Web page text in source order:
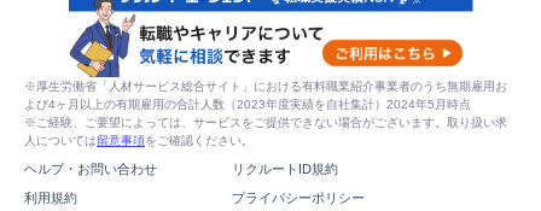
※厚生労働省「人材サービス総合サイト」における有料職業紹介事業者のうち無期雇用お
よび4ヶ月以上の有期雇用の合計人数（2023年度実績を自社集計）2024年5月時点
※ご経験、ご要望によっては、サービスをご提供できない場合がございます。取り扱い求
人については留意事項をご確認ください。
ヘルプ・お問い合わせ
リクルートID規約
利用規約
プライバシーポリシー